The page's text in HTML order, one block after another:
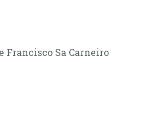
Francisco Sa Carneiro